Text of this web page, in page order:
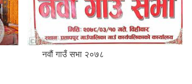
नवौं गाउँ सभा २०७८